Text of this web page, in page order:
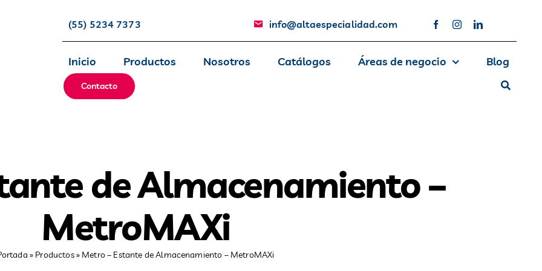
(55) 5234 7373 info@altaespecialidad.com
Inicio Productos Nosotros Catálogos Áreas de negocio Blog
Contacto
de Almacenamiento –
MetroMAXi
» Productos» Metro – Estante de Almacenamiento – MetroMAXi